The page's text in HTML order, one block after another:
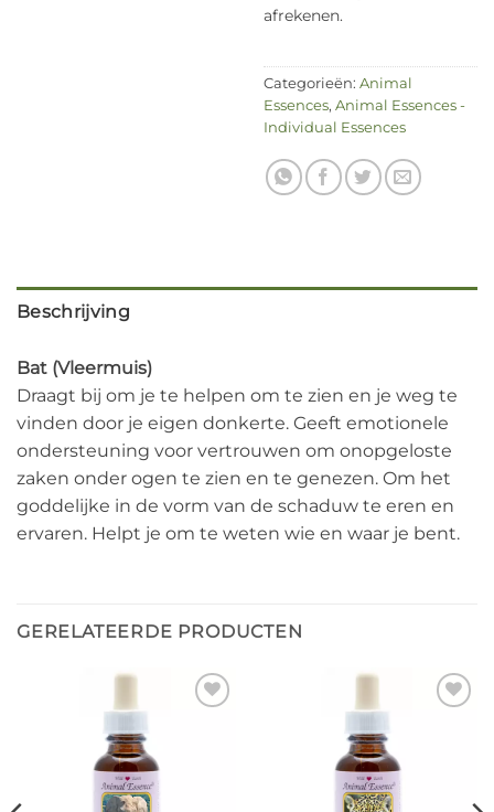
afrekenen.
Categorieën: Animal
Essences, Animal Essences -
Individual Essences
Beschrijving
Bat (Vleermuis)
Draagt bij om je te helpen om te zien en je weg te
vinden door je eigen donkerte. Geeft emotionele
ondersteuning voor vertrouwen om onopgeloste
zaken onder ogen te zien en te genezen. Om het
goddelijke in de vorm van de schaduw te eren en
ervaren. Helpt je om te weten wie en waar je bent.
GERELATEERDE PRODUCTEN